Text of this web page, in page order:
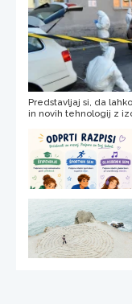
Predstavljaj si, da
in novih tehnologij z